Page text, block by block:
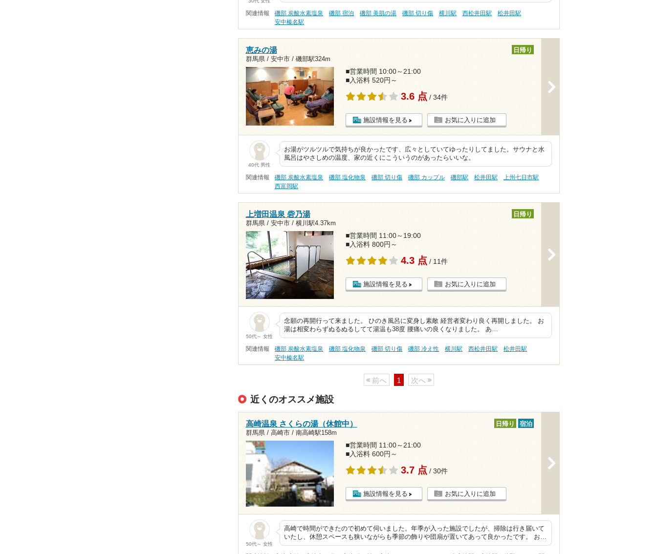
関連情報 磯部 炭酸水素塩泉 磯部 宿泊 磯部 美肌の湯 磯部 切り傷 横川駅 西松井田駅
松井田駅
安中榛名駅
恵みの湯
群馬県 / 安中市 / 磯部駅324m
日帰り
■営業時間 10:00～21:00
■入浴料 520円～
3.6 点 / 34件
施設情報を見る お気に入りに追加
40代 男性
お湯がツルツルで気持ちが良かったです、広々としていてゆったりしてました。サウナと水
風呂はやさしめの温度、家の近くにこういうのがあったらいいな。
関連情報 磯部 炭酸水素塩泉 磯部 塩化物泉 磯部 切り傷 磯部 カップル 磯部駅 松井田駅
上州七日市駅
西富岡駅
上増田温泉 砦乃湯
群馬県 / 安中市 / 横川駅4.37km
日帰り
■営業時間 11:00～19:00
■入浴料 800円～
4.3 点 / 11件
施設情報を見る お気に入りに追加
50代～ 女性
念願の再開行って来ました。 ひのき風呂に変身し素敵 経営者変わり良く再開しました。 お
湯は相変わらずぬるぬるしてて湯温も38度 腰痛いの良くなりました。 あ…
関連情報 磯部 炭酸水素塩泉 磯部 塩化物泉 磯部 切り傷 磯部 冷え性 横川駅 西松井田駅
松井田駅
安中榛名駅
前へ 1 次へ
近くのオススメ施設
高崎温泉 さくらの湯（休館中）
群馬県 / 高崎市 / 南高崎駅158m
日帰り 宿泊
■営業時間 11:00～21:00
■入浴料 600円～
3.7 点 / 30件
施設情報を見る お気に入りに追加
50代～ 女性
高崎で時間ができたので初めて伺いました。年季が入った施設でしたが、掃除は行き届いて
いたし、休憩スペースも狭いながらも季節の飾りや団扇が置いてあって良かったです。 お…